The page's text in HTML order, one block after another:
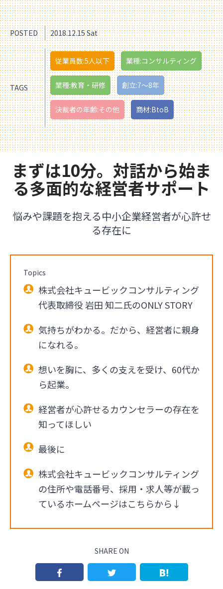
POSTED 2018.12.15 Sat
TAGS
従業員数:5人以下 業種:コンサルティング
業種:教育・研修 創立:7〜8年
決裁者の年齢:その他 商材:BtoB
まずは10分。対話から始ま
る多面的な経営者サポート
悩みや課題を抱える中小企業経営者が心許せ
る存在に
Topics
株式会社キュービックコンサルティング
代表取締役 岩田 知二氏のONLY STORY
気持ちがわかる。だから、経営者に親身
になれる。
想いを胸に、多くの支えを受け、60代か
ら起業。
経営者が心許せるカウンセラーの存在を
知ってほしい
最後に
株式会社キュービックコンサルティング
の住所や電話番号、採用・求人等が載っ
ているホームページはこちらから↓
SHARE ON